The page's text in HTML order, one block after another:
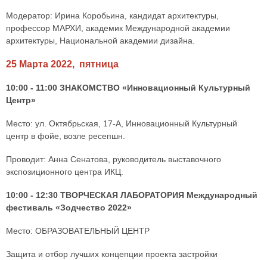
Модератор: Ирина Коробьина, кандидат архитектуры,
профессор МАРХИ, академик Международной академии
архитектуры, Национальной академии дизайна.
25 Марта 2022, пятница
10:00 - 11:00 ЗНАКОМСТВО «Инновационный Культурный
Центр»
Место: ул. Октябрьская, 17-А, Инновационный Культурный
центр в фойе, возле ресепшн.
Проводит: Анна Сенатова, руководитель выставочного
экспозиционного центра ИКЦ.
10:00 - 12:30 ТВОРЧЕСКАЯ ЛАБОРАТОРИЯ Международный
фестиваль «Зодчество 2022»
Место: ОБРАЗОВАТЕЛЬНЫЙ ЦЕНТР
Защита и отбор лучших концепции проекта застройки